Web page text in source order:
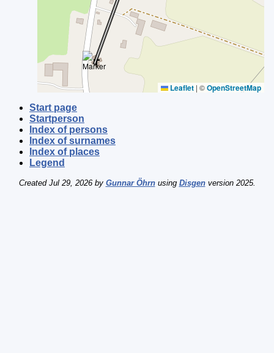
Leaflet | ©OpenStreetMap
Start page
Startperson
Index of persons
Index of surnames
Index of places
Legend
Created Jul 29, 2026 by Gunnar Öhrnusing Disgenversion 2025.